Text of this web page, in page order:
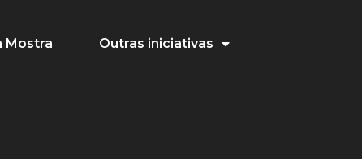
Mostra Outras iniciativas